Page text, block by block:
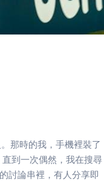
那時的我，手機裡裝了
到一次偶然，我在搜尋
討論串裡，有人分享即